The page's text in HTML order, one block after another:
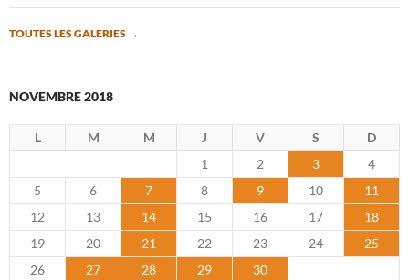
TOUTES LES GALERIES →
NOVEMBRE 2018
L M M J V S
D
1
2 3
4
5
6 7 8 9 10
11
12
13 14 15 16 17
18
19
20 21 22 23 24
25
26
27 28 29
30